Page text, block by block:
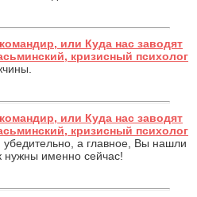
или Куда нас заводят
кризисный психолог
или Куда нас заводят
кризисный психолог
а главное, Вы нашли
нужны именно сейчас!